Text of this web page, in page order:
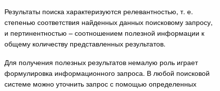
Результаты поиска характеризуются релевантностью, т. е.
степенью соответствия найденных данных поисковому запросу,
и пертинентностью – соотношением полезной информации к
общему количеству представленных результатов.
Для получения полезных результатов немалую роль играет
формулировка информационного запроса. В любой поисковой
системе можно уточнить запрос с помощью определенных